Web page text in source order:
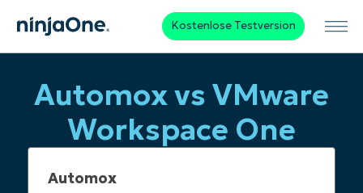
Kostenlose Testversion
Automox vs VMware
Workspace One